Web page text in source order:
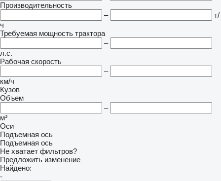
Производительность
–
т/
ч
Требуемая мощность трактора
–
л.с.
Рабочая скорость
–
км/ч
Кузов
Объем
–
м³
Оси
Подъемная ось
Подъемная ось
Не хватает фильтров?
Предложить изменение
Найдено:
-